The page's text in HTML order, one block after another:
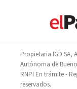
Propietaria IGD SA,
Autónoma de
RNPI En trámite -
reservados.